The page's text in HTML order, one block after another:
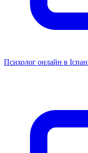
Психолог онлайн в